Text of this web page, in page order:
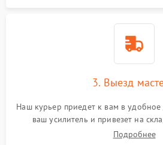
3. Выезд
Наш курьер приедет к вам в удобное
ваш усилитель и привезет на
Подробнее